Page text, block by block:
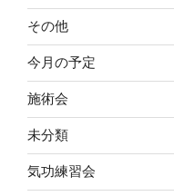
その他
今月の予定
施術会
未分類
気功練習会